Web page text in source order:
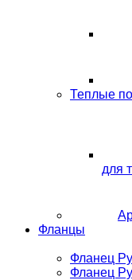
Теплые
для
Фланцы
Фланец
Фланец